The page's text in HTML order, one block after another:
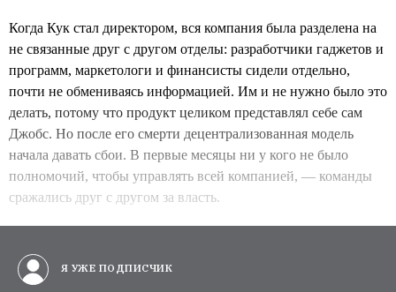
Когда Кук стал директором, вся компания была разделена на
не связанные друг с другом отделы: разработчики гаджетов и
программ, маркетологи и финансисты сидели отдельно,
почти не обмениваясь информацией. Им и не нужно было это
делать, потому что продукт целиком представлял себе сам
Джобс. Но после его смерти децентрализованная модель
начала давать сбои. В первые месяцы ни у кого не было
полномочий, чтобы управлять всей компанией, — команды
сражались друг с другом за власть.
Я УЖЕ ПОДПИСЧИК